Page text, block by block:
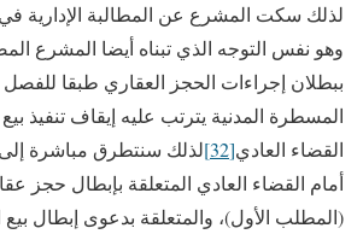
لذلك سكت المشرع عن المطالبة الإدارية
وهو نفس التوجه الذي تبناه أيضا المشرع
المسطرة المدنية يترتب عليه إيقاف تنفيذ
القضاء العادي[32]
لذلك سنتطرق مباشرة
أمام القضاء العادي المتعلقة بإبطال حجز
(المطلب الأول)، والمتعلقة بدعوى إبطال